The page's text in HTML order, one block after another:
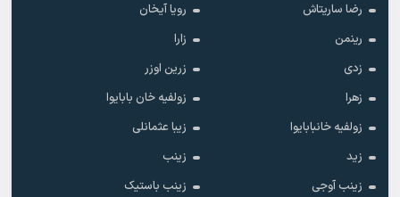
رضا ساریتاش
رویا آیخان
رینمن
زارا
زدی
زرین اوزر
زهرا
زولفیه خان بابایوا
زولفیه خانبابایوا
زیبا عثمانلی
زید
زینب
زینب آوجی
زینب باستیک